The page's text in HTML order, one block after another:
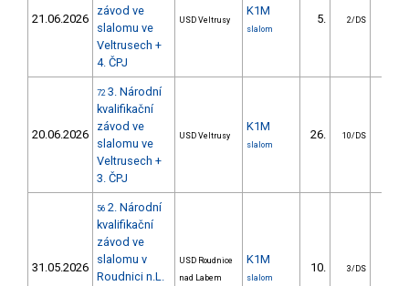
21.06.2026
závod ve
slalomu ve
Veltrusech +
4. ČPJ
USD Veltrusy
K1M
slalom
5. 2/DS
20.06.2026
72 3. Národní
kvalifikační
závod ve
slalomu ve
Veltrusech +
3. ČPJ
USD Veltrusy
K1M
slalom
26. 10/DS
31.05.2026
56 2. Národní
kvalifikační
závod ve
slalomu v
Roudnici n.L.
USD Roudnice
nad Labem
K1M
slalom
10. 3/DS